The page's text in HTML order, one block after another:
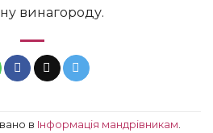
винагороду.
в Інформація мандрівникам.